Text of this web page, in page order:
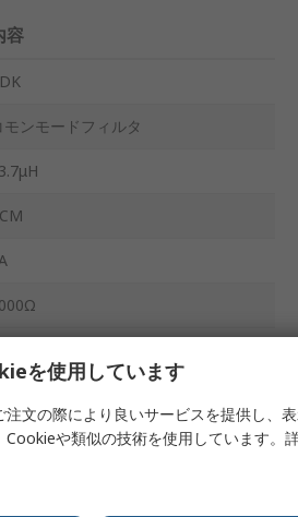
容
モンモードフィルタ
を使用しています
文の際により良いサービスを提供し、
や類似の技術を使用しています。詳